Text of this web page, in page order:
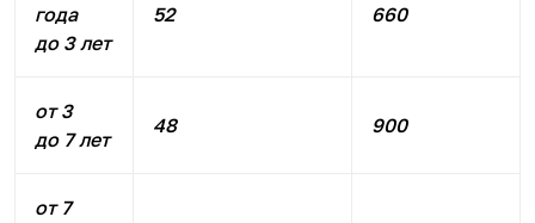
года
до 3 лет
52 660
от 3
до 7 лет
48 900
от 7